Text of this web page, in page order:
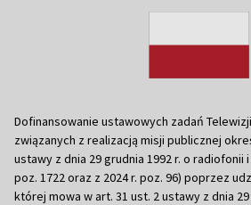
Dofinansowanie ustawowych zadań
związanych z realizacją misji publicznej
ustawy z dnia 29 grudnia 1992 r. o radiofonii i
poz. 1722 oraz z 2024 r. poz. 96) poprzez
której mowa w art. 31 ust. 2 ustawy z dnia 29